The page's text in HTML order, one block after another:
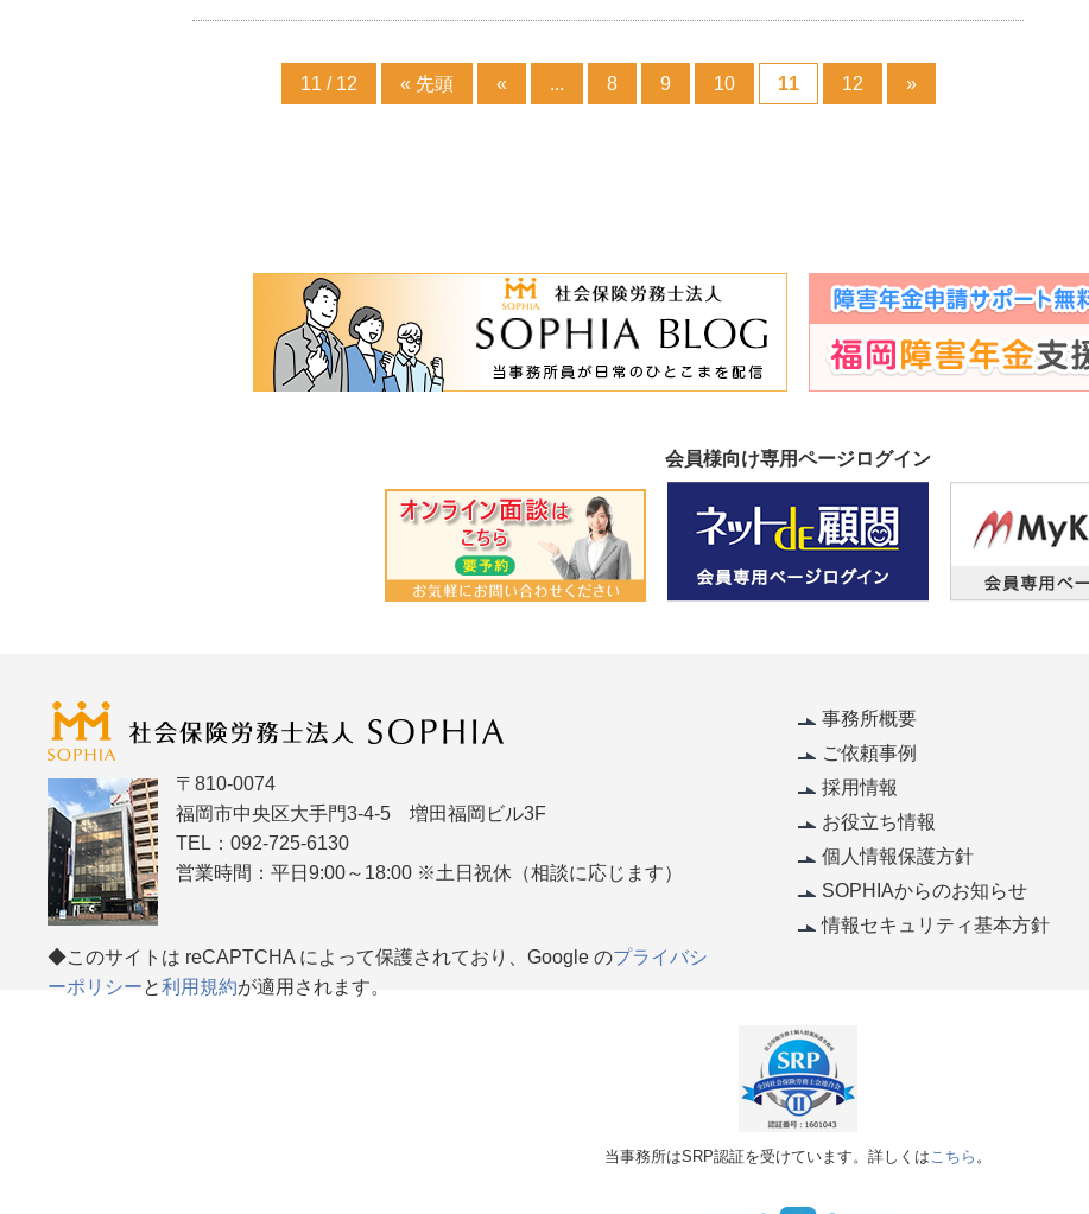
11 / 12 « 先頭 « ... 8 9 10 11 12 »
会員様向け専用ページログイン
〒810-0074
福岡市中央区大手門3-4-5 増田福岡ビル3F
TEL：092-725-6130
営業時間：平日9:00～18:00 ※土日祝休（相談に応じます）
事務所概要
ご依頼事例
採用情報
お役立ち情報
個人情報保護方針
SOPHIAからのお知らせ
情報セキュリティ基本方針
◆このサイトは reCAPTCHA によって保護されており、Google のプライバシ
ーポリシーと利用規約が適用されます。
当事務所はSRP認証を受けています。詳しくはこちら 。